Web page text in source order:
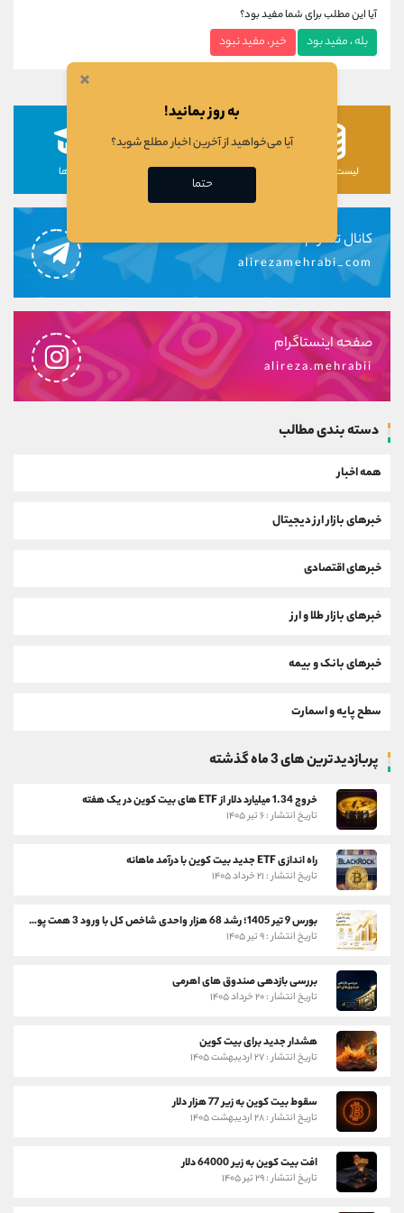
آیا این مطلب برای شما مفید بود؟
بله ، مفید بود خیر ، مفید نبود
لیست رمزارزها لیست سهام ها دوره ها
کانال تلگرام
alirezamehrabi_com
صفحه اینستاگرام
alireza.mehrabii
دسته بندی مطالب
همه اخبار
خبرهای بازار ارز دیجیتال
خبرهای اقتصادی
خبرهای بازار طلا و ارز
خبرهای بانک و بیمه
سطح پایه و اسمارت
پربازدیدترین های 3 ماه گذشته
خروج 1.34 میلیارد دلار از ETF های بیت کوین در یک هفته
تاریخ انتشار : ۶ تیر ۱۴۰۵
راه اندازی ETF جدید بیت کوین با درآمد ماهانه
تاریخ انتشار : ۲۱ خرداد ۱۴۰۵
بورس 9 تیر 1405؛ رشد 68 هزار واحدی شاخص کل با ورود 3 همت پول حقیقی
تاریخ انتشار : ۹ تیر ۱۴۰۵
بررسی بازدهی صندوق های اهرمی
تاریخ انتشار : ۲۰ خرداد ۱۴۰۵
هشدار جدید برای بیت کوین
تاریخ انتشار : ۲۷ اردیبهشت ۱۴۰۵
سقوط بیت کوین به زیر 77 هزار دلار
تاریخ انتشار : ۲۸ اردیبهشت ۱۴۰۵
افت بیت کوین به زیر 64000 دلار
تاریخ انتشار : ۲۹ تیر ۱۴۰۵
×
به روز بمانید!
آیا می‌خواهید از آخرین اخبار مطلع شوید؟
حتما